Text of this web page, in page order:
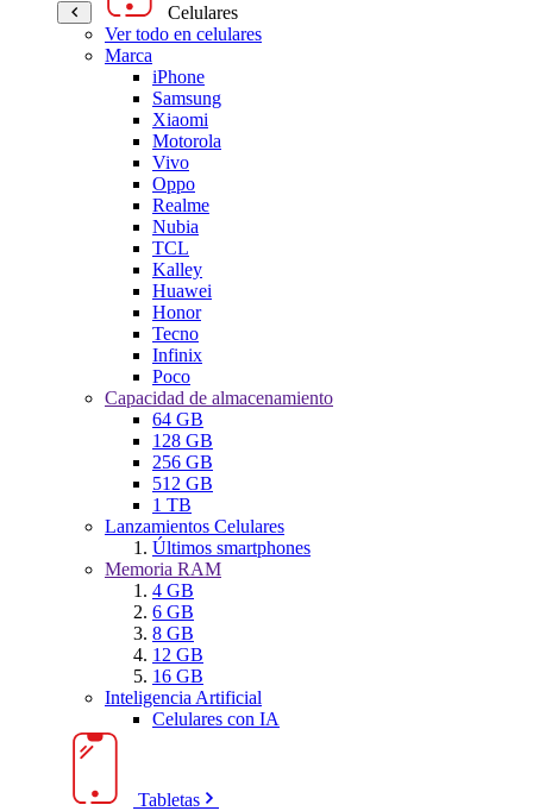
Celulares
Ver todo en celulares
Marca
iPhone
Samsung
Xiaomi
Motorola
Vivo
Oppo
Realme
Nubia
TCL
Kalley
Huawei
Honor
Tecno
Infinix
Poco
Capacidad de almacenamiento
64 GB
128 GB
256 GB
512 GB
1 TB
Lanzamientos Celulares
Últimos smartphones
Memoria RAM
4 GB
6 GB
8 GB
12 GB
16 GB
Inteligencia Artificial
Celulares con IA
Tabletas